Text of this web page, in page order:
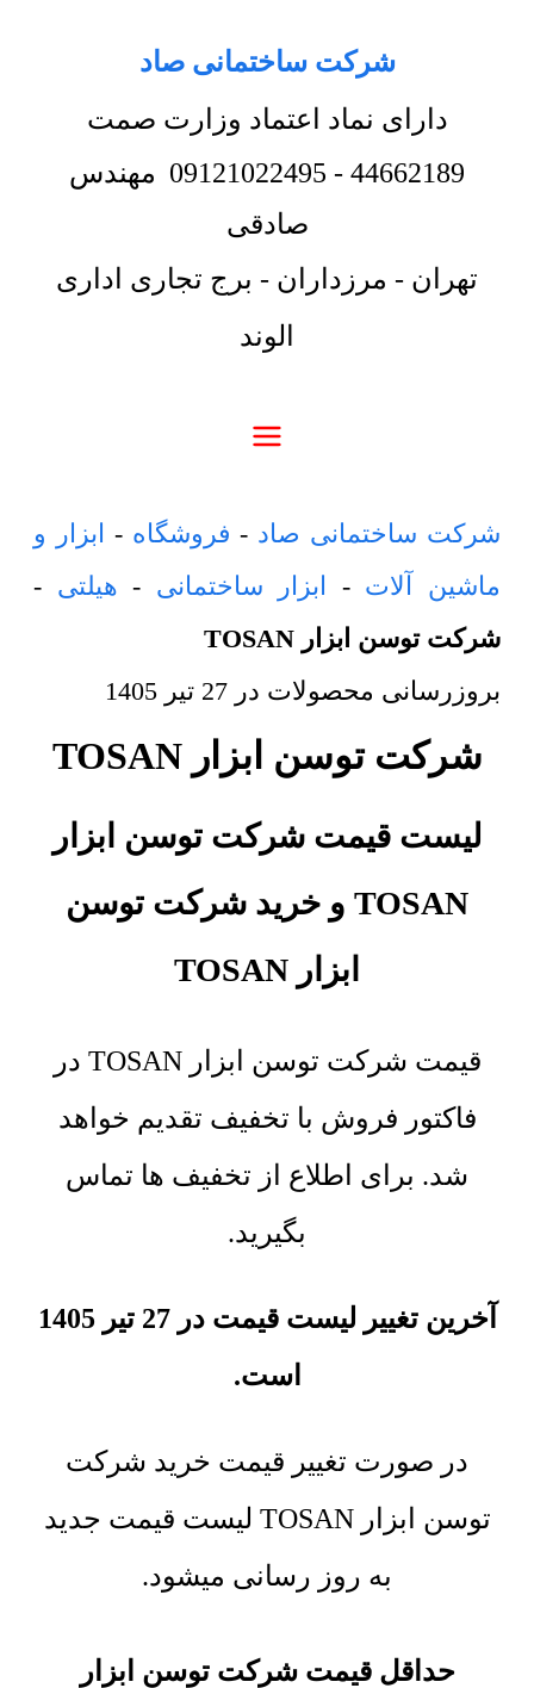
شرکت ساختمانی صاد
دارای نماد اعتماد وزارت صمت
44662189
-
09121022495 مهندس
صادقی
تهران - مرزداران - برج تجاری اداری
الوند
شرکت ساختمانی صاد - فروشگاه - ابزار و
ماشین آلات - ابزار ساختمانی - هیلتی -
شرکت توسن ابزار TOSAN
بروزرسانی محصولات در 27 تیر 1405
شرکت توسن ابزار TOSAN
لیست قیمت شرکت توسن ابزار
TOSAN و خرید
شرکت توسن
ابزار TOSAN
قیمت شرکت توسن ابزار TOSAN در
فاکتور فروش با تخفیف تقدیم خواهد
شد. برای اطلاع از تخفیف ها تماس
بگیرید.
آخرین تغییر لیست قیمت در 27 تیر 1405
است.
در صورت تغییر قیمت خرید شرکت
توسن ابزار TOSAN لیست قیمت جدید
به روز رسانی میشود.
حداقل قیمت شرکت توسن ابزار